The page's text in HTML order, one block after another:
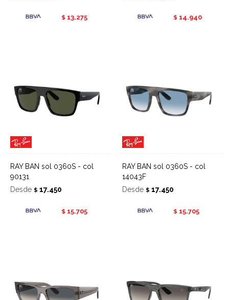
$ 13.275 $ 14.940
RAY BAN sol 0360S - col
90131
Desde $ 17.450
$ 15.705
RAY BAN sol 0360S - col
14043F
Desde $ 17.450
$ 15.705